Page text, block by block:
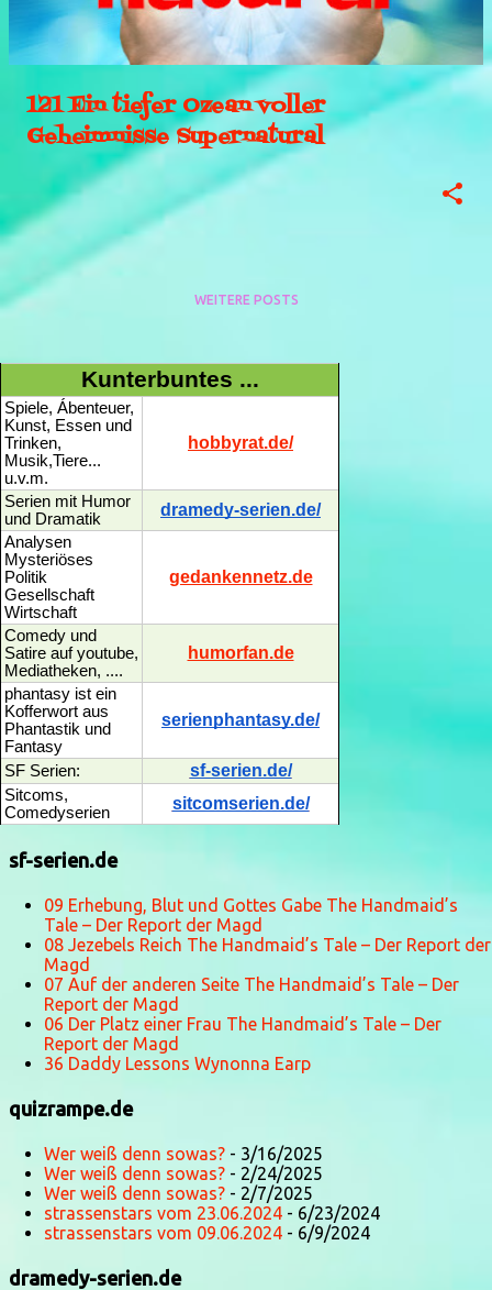
121 Ein tiefer Ozean voller
Geheimnisse Supernatural
WEITERE POSTS
Kunterbuntes ...
Spiele, Ábenteuer,
Kunst, Essen und
Trinken,
Musik,Tiere...
u.v.m.
hobbyrat.de/
Serien mit Humor
und Dramatik
dramedy-serien.de/
Analysen
Mysteriöses
Politik
Gesellschaft
Wirtschaft
gedankennetz.de
Comedy und
Satire auf youtube,
Mediatheken, ....
humorfan.de
phantasy ist ein
Kofferwort aus
Phantastik und
Fantasy
serienphantasy.de/
SF Serien: sf-serien.de/
Sitcoms,
Comedyserien
sitcomserien.de/
sf-serien.de
09 Erhebung, Blut und Gottes Gabe The Handmaid’s
Tale – Der Report der Magd
08 Jezebels Reich The Handmaid’s Tale – Der Report der
Magd
07 Auf der anderen Seite The Handmaid’s Tale – Der
Report der Magd
06 Der Platz einer Frau The Handmaid’s Tale – Der
Report der Magd
36 Daddy Lessons Wynonna Earp
quizrampe.de
Wer weiß denn sowas? - 3/16/2025
Wer weiß denn sowas? - 2/24/2025
Wer weiß denn sowas? - 2/7/2025
strassenstars vom 23.06.2024 - 6/23/2024
strassenstars vom 09.06.2024 - 6/9/2024
dramedy-serien.de